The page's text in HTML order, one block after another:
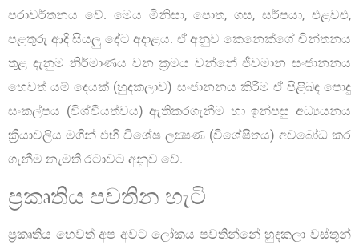
පරාවර්තනය වේ. මෙය මිනිසා, පොත, ගස, සර්පයා, එළවළු,
පළතුරු ආදී සියලු දේට අදාළය. ඒ අනුව කෙනෙක්ගේ චින්තනය
තුළ දැනුම නිර්මාණය වන ක්‍රමය වන්නේ ජීවමාන සංජානනය
හෙවත් යම් දෙයක් (හුදකලාව) සංජානනය කිරීම ඒ පිළිබඳ පොදු
සංකල්පය (විශ්වීයත්වය) ඇතිකරගැනීම හා ඉන්පසු අධ්‍යයනය
ක්‍රියාවලිය මගින් එහි විශේෂ ලක්‍ෂණ (විශේෂිතය) අවබෝධ කර
ගැනීම නැමති රටාවට අනුව වේ.
ප්‍රකෘතිය පවතින හැටි
ප්‍රකෘතිය හෙවත් අප අවට ලෝකය පවතින්නේ හුදකලා වස්තූන්